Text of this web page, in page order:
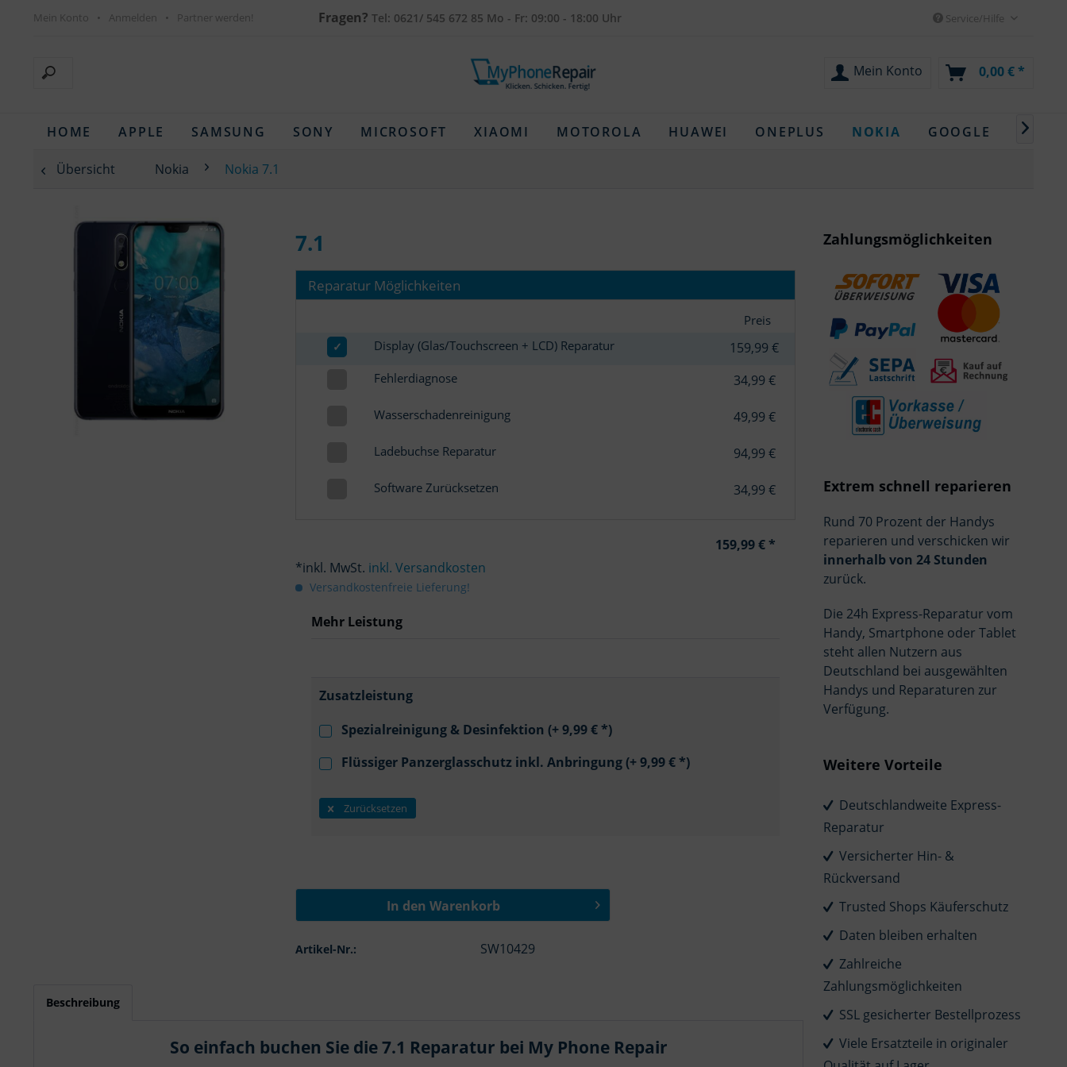
Fragen? Tel: 0621/ 545 672 85 Mo - Fr: 09:00 - 18:00 Uhr
Mein Konto Anmelden Partner werden! Service/Hilfe
Mein Konto 0,00 € *
HOME APPLE SAMSUNG SONY MICROSOFT XIAOMI MOTOROLA HUAWEI ONEPLUS NOKIA GOOGLE OPPO

Übersicht Nokia Nokia 7.1
7.1
Reparatur Möglichkeiten
Preis
✓ Display (Glas/Touchscreen + LCD) Reparatur 159,99 €
Fehlerdiagnose 34,99 €
Wasserschadenreinigung 49,99 €
Ladebuchse Reparatur 94,99 €
Software Zurücksetzen 34,99 €
159,99 € *
*inkl. MwSt. inkl. Versandkosten
Versandkostenfreie Lieferung!
Mehr Leistung
Zusatzleistung
Spezialreinigung & Desinfektion (+ 9,99 € *)
Flüssiger Panzerglasschutz inkl. Anbringung (+ 9,99 € *)
Zurücksetzen
In den Warenkorb
Artikel-Nr.: SW10429
Beschreibung
So einfach buchen Sie die 7.1 Reparatur bei My Phone Repair
Zahlungsmöglichkeiten
Extrem schnell reparieren
Rund 70 Prozent der Handys
reparieren und verschicken wir
innerhalb von 24 Stunden
zurück.
Die 24h Express-Reparatur vom
Handy, Smartphone oder Tablet
steht allen Nutzern aus
Deutschland bei ausgewählten
Handys und Reparaturen zur
Verfügung.
Weitere Vorteile
Deutschlandweite Express-
Reparatur
Versicherter Hin- &
Rückversand
Trusted Shops Käuferschutz
Daten bleiben erhalten
Zahlreiche
Zahlungsmöglichkeiten
SSL gesicherter Bestellprozess
Viele Ersatzteile in originaler